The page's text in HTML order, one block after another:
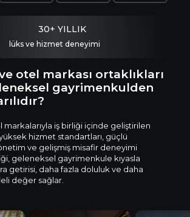
otel markası ortaklıkları
gayrimenkulden
lüks ve hizmet deneyimi
30+ YILLIK
markalarıyla iş birliği içinde geliştirilen
hizmet standartları, güçlü
ve gelişmiş misafir deneyimi
geleneksel gayrimenkule kıyasla
getirisi, daha fazla doluluk ve daha
değer sağlar.
yüzyılın sonlarında, yazlık